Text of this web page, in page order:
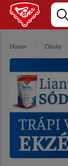
Domov Články